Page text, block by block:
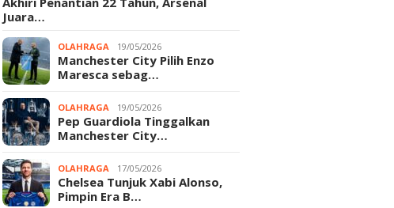
Juara…
OLAHRAGA 19/05/2026
Manchester City Pilih Enzo
Maresca sebag…
OLAHRAGA 19/05/2026
Pep Guardiola Tinggalkan
Manchester City…
OLAHRAGA 17/05/2026
Chelsea Tunjuk Xabi Alonso,
Pimpin Era B…